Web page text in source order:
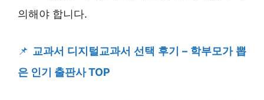
의해야 합니다.
📌 교과서 디지털교과서 선택 후기 – 학부모가 뽑
은 인기 출판사 TOP